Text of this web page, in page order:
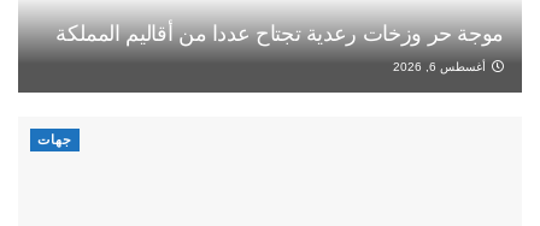
موجة حر وزخات رعدية تجتاح عددا من أقاليم المملكة
أغسطس 6, 2026
جهات